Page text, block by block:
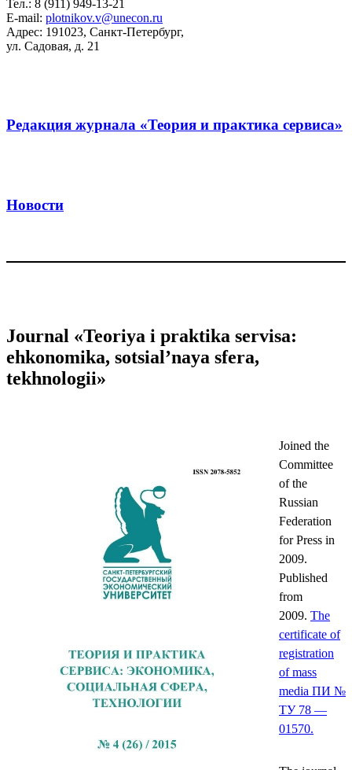
Тел.: 8 (911) 949-13-21
E-mail: plotnikov.v@unecon.ru
Адрес: 191023, Санкт-Петербург,
ул. Садовая, д. 21
Редакция журнала «Теория и практика сервиса»
Новости
Journal «Teoriya i praktika servisa:
ehkonomika, sotsial’naya sfera,
tekhnologii»
Joined the
Committee
of the
Russian
Federation
for Press in
2009.
Published
from
2009. The
certificate of
registration
of mass
media ПИ №
ТУ 78 —
01570.